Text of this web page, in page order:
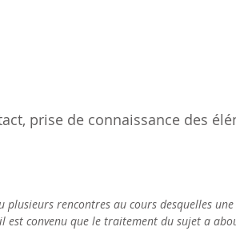
prise de connaissance des
plusieurs rencontres au cours desquelles
est convenu que le traitement du sujet a